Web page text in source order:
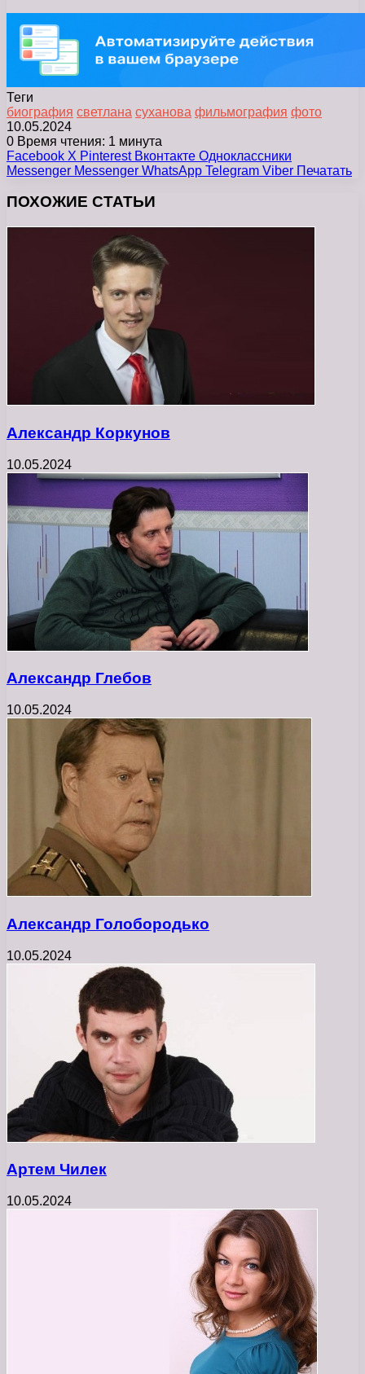
Теги
биография светлана суханова фильмография фото
10.05.2024
0 Время чтения: 1 минута
Facebook X Pinterest Вконтакте Одноклассники
Messenger Messenger WhatsApp Telegram Viber Печатать
ПОХОЖИЕ СТАТЬИ
Александр Коркунов
10.05.2024
Александр Глебов
10.05.2024
Александр Голобородько
10.05.2024
Артем Чилек
10.05.2024